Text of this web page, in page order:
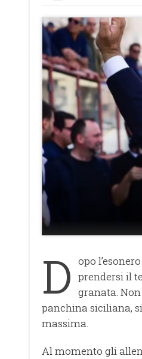
D opo
prendersi il
granata.
panchina siciliana,
massima.
Al momento gli